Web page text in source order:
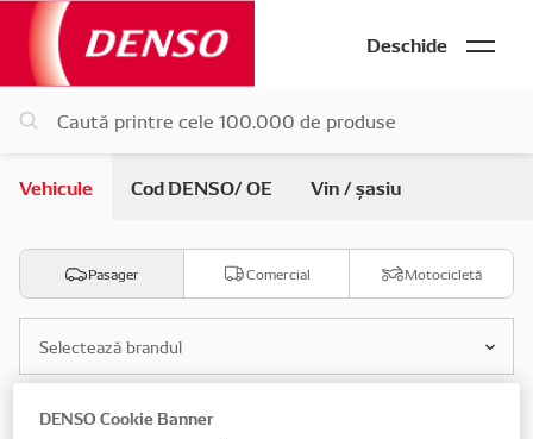
Deschide
Vehicule Cod DENSO/ OE Vin / șasiu
Pasager Comercial Motocicletă
Selectează brandul
Selectează modelul
DENSO Cookie Banner